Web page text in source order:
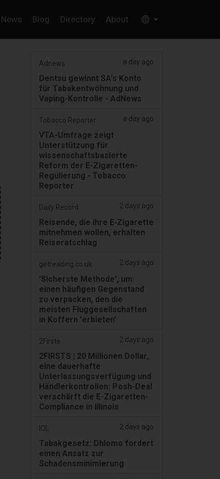
News Blog Directory About
Adnews a day ago
Dentsu gewinnt SA's Konto
für Tabakentwöhnung und
Vaping-Kontrolle - AdNews
Tobacco Reporter a day ago
VTA-Umfrage zeigt
Unterstützung für
wissenschaftsbasierte
Reform der E-Zigaretten-
Regulierung - Tobacco
Reporter
Daily Record 2 days ago
Reisende, die ihre E‑Zigarette
mitnehmen wollen, erhalten
Reiseratschlag
getreading.co.uk 2 days ago
'Sicherste Methode', um
einen häufigen Gegenstand
zu verpacken, den die
meisten Fluggesellschaften
in Koffern 'erbieten'
2Firsts 2 days ago
2FIRSTS | 20 Millionen Dollar,
eine dauerhafte
Unterlassungsverfügung und
Händlerkontrollen: Posh-Deal
verschärft die E-Zigaretten-
Compliance in Illinois
IOL 2 days ago
Tabakgesetz: Dhlomo fordert
einen Ansatz zur
Schadensminimierung